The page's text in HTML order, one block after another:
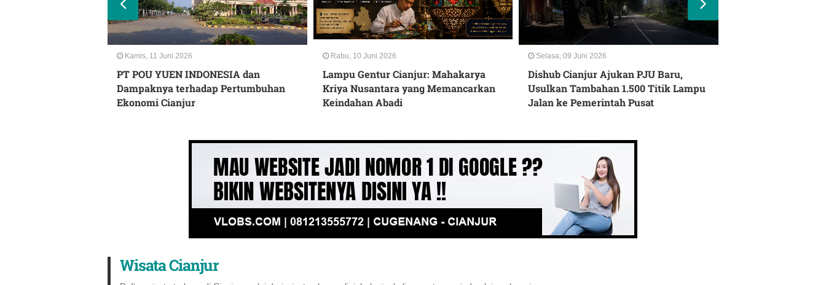
Kamis, 11 Juni 2026
PT POU YUEN INDONESIA dan
Dampaknya terhadap Pertumbuhan
Ekonomi Cianjur
Rabu, 10 Juni 2026
Lampu Gentur Cianjur: Mahakarya
Kriya Nusantara yang Memancarkan
Keindahan Abadi
Selasa, 09 Juni 2026
Dishub Cianjur Ajukan PJU Baru,
Usulkan Tambahan 1.500 Titik Lampu
Jalan ke Pemerintah Pusat
Wisata Cianjur